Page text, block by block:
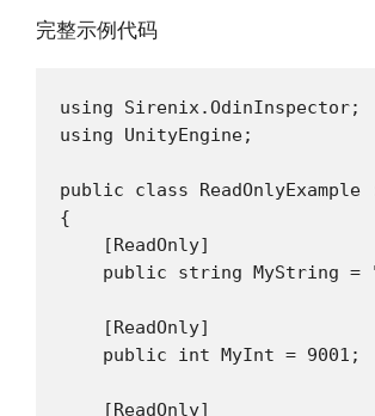
完整示例代码
using Sirenix.OdinInspector;
using UnityEngine;
public class ReadOnlyExample :
{
    [ReadOnly]
public string MyString = "
    [ReadOnly]
    public int MyInt = 9001;
    [ReadOnly]